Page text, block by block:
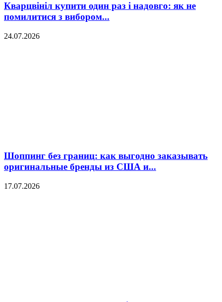
Кварцвініл купити один раз і надовго: як не
помилитися з вибором...
24.07.2026
Шоппинг без границ: как выгодно заказывать
оригинальные бренды из США и...
17.07.2026